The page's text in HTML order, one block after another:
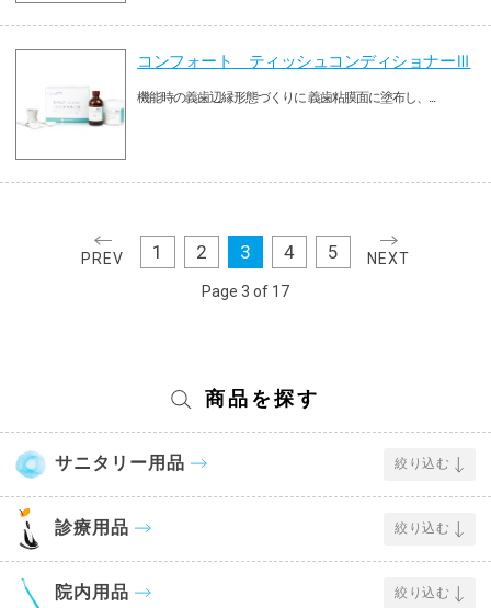
コンフォート ティッシュコンディショナーⅢ
機能時の義歯辺縁形態づくりに 義歯粘膜面に塗布し、...
Page 3 of 17
PREV 1 2 3 4 5 NEXT
商品を探す
サニタリー用品 絞り込む
診療用品 絞り込む
院内用品 絞り込む